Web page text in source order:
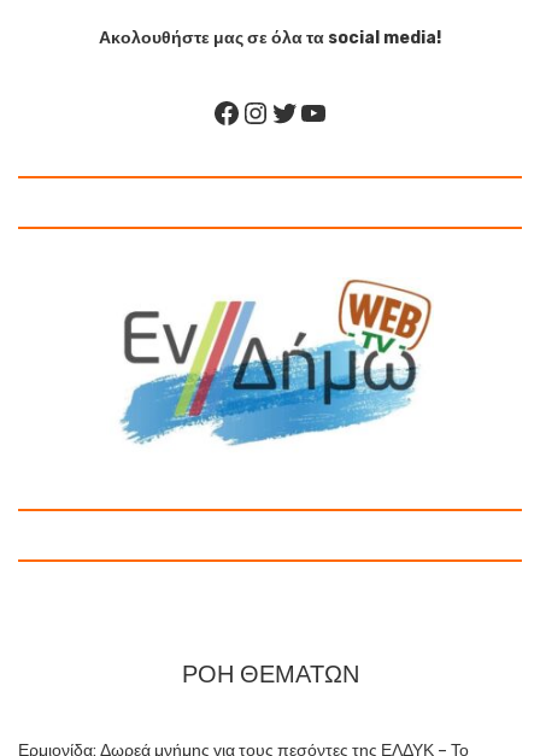
Ακολουθήστε μας σε όλα τα social media!
ΡΟΗ ΘΕΜΑΤΩΝ
Ερμιονίδα: Δωρεά μνήμης για τους πεσόντες της ΕΛΔΥΚ – Το